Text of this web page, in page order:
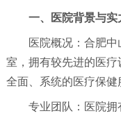
一、医院背景与实
医院概况：合肥中
室，拥有较先进的医疗
全面、系统的医疗保健
专业团队：医院拥